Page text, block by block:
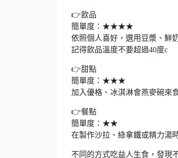
👉飲品
簡單度：★★★★
依照個人喜好，選用豆漿、鮮
記得飲品溫度不要超過40度c
👉甜點
簡單度：★★★
加入優格、冰淇淋會燕麥碗來
👉餐點
簡單度：★★
在製作沙拉、綠拿鐵或精力湯
不同的方式吃益人生食，發現